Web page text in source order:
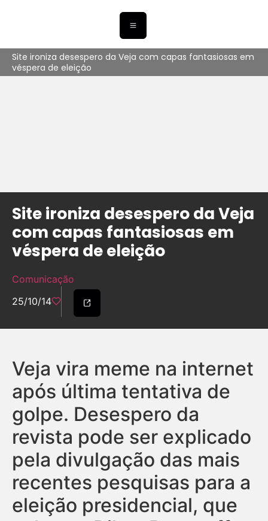
Site ironiza desespero da Veja com capas fantasiosas em
véspera de eleição
Site ironiza desespero da Veja
com capas fantasiosas em
véspera de eleição
Comunicação
25/10/14
Veja vira meme na internet
após última tentativa de
golpe. Desespero da
revista pode ser explicado
pela divulgação das mais
recentes pesquisas para a
eleição presidencial, que